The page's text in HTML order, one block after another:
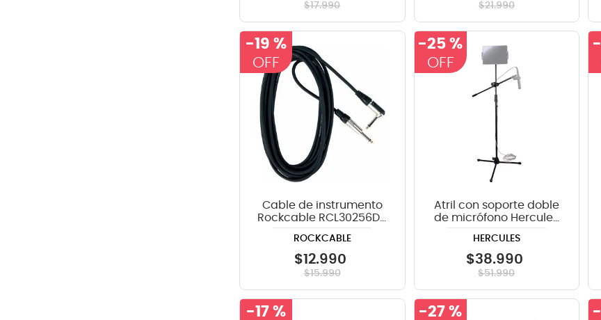
$17.990 $21.990
-19 %
Cable de instrumento
Rockcable RCL30256D6
ROCKCABLE
$12.990
$15.990
-25 %
Atril con soporte doble
de micrófono Hercules
con boom
HERCULES
$38.990
$51.990
-
-17 % -27 % -